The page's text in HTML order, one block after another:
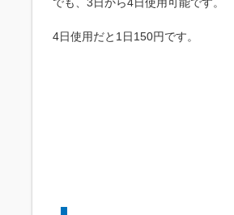
4日使用だと1日150円です。